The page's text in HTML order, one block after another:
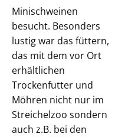
Minischweinen
besucht. Besonders
lustig war das füttern,
das mit dem vor Ort
erhältlichen
Trockenfutter und
Möhren nicht nur im
Streichelzoo sondern
auch z.B. bei den